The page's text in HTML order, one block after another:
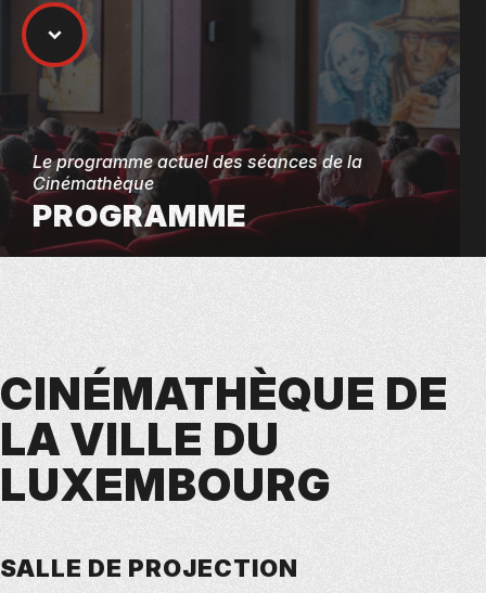
Le programme actuel des séances de la
Cinémathèque
PROGRAMME
CINÉMATHÈQUE DE
LA VILLE DU
LUXEMBOURG
SALLE DE PROJECTION